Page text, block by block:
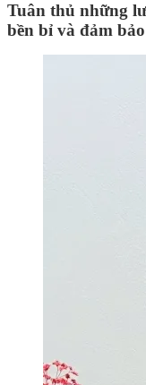
Tuân thủ những
bền bỉ và đảm